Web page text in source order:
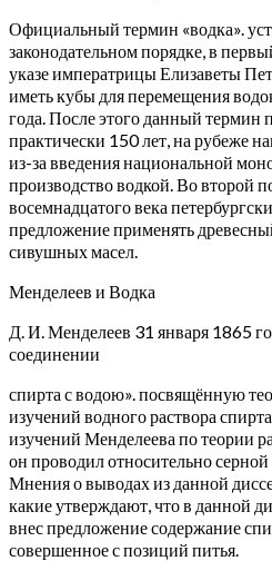
Официальный термин «водка».
законодательном порядке, в
указе императрицы Елизаветы
иметь кубы для перемещения
года. После этого данный термин
практически 150 лет, на рубеже
из-за введения национальной
производство водкой. Во второй
восемнадцатого века
предложение применять
сивушных масел.
Менделеев и Водка
Д. И. Менделеев 31 января 1865
соединении
спирта с водою». посвящённую
изучений водного раствора
изучений Менделеева по теории
он проводил относительно
Мнения о выводах из данной
какие утверждают, что в данной
внес предложение содержание
совершенное с позиций питья.